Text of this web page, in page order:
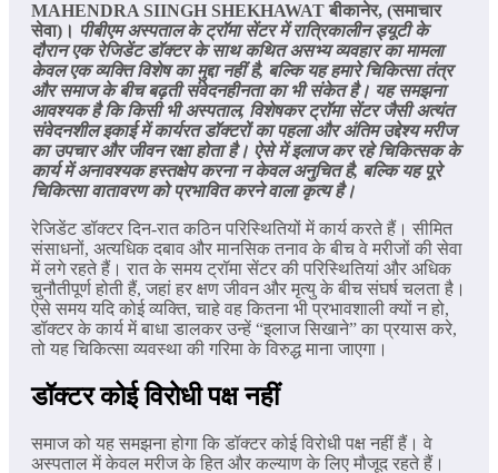
MAHENDRA SIINGH SHEKHAWATबीकानेर, (समाचार
सेवा)। पीबीएम अस्पताल के ट्रॉमा सेंटर में रात्रिकालीन ड्यूटी के
दौरान एक रेजिडेंट डॉक्टर के साथ कथित असभ्य व्यवहार का मामला
केवल एक व्यक्ति विशेष का मुद्दा नहीं है, बल्कि यह हमारे चिकित्सा तंत्र
और समाज के बीच बढ़ती संवेदनहीनता का भी संकेत है। यह समझना
आवश्यक है कि किसी भी अस्पताल, विशेषकर ट्रॉमा सेंटर जैसी अत्यंत
संवेदनशील इकाई में कार्यरत डॉक्टरों का पहला और अंतिम उद्देश्य मरीज
का उपचार और जीवन रक्षा होता है। ऐसे में इलाज कर रहे चिकित्सक के
कार्य में अनावश्यक हस्तक्षेप करना न केवल अनुचित है, बल्कि यह पूरे
चिकित्सा वातावरण को प्रभावित करने वाला कृत्य है।
रेजिडेंट डॉक्टर दिन-रात कठिन परिस्थितियों में कार्य करते हैं। सीमित
संसाधनों, अत्यधिक दबाव और मानसिक तनाव के बीच वे मरीजों की सेवा
में लगे रहते हैं। रात के समय ट्रॉमा सेंटर की परिस्थितियां और अधिक
चुनौतीपूर्ण होती हैं, जहां हर क्षण जीवन और मृत्यु के बीच संघर्ष चलता है।
ऐसे समय यदि कोई व्यक्ति, चाहे वह कितना भी प्रभावशाली क्यों न हो,
डॉक्टर के कार्य में बाधा डालकर उन्हें “इलाज सिखाने” का प्रयास करे,
तो यह चिकित्सा व्यवस्था की गरिमा के विरुद्ध माना जाएगा।
डॉक्टर कोई विरोधी पक्ष नहीं
समाज को यह समझना होगा कि डॉक्टर कोई विरोधी पक्ष नहीं हैं। वे
अस्पताल में केवल मरीज के हित और कल्याण के लिए मौजूद रहते हैं।